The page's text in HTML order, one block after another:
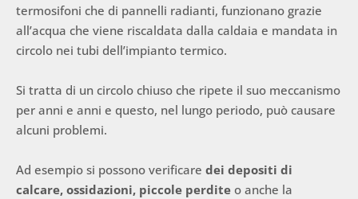
termosifoni che di pannelli radianti, funzionano grazie
all’acqua che viene riscaldata dalla caldaia e mandata in
circolo nei tubi dell’impianto termico.
Si tratta di un circolo chiuso che ripete il suo meccanismo
per anni e anni e questo, nel lungo periodo, può causare
alcuni problemi.
Ad esempio si possono verificare dei depositi di
calcare, ossidazioni, piccole perdite o anche la